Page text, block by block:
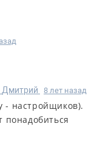
Дмитрий 8 лет назад
- настройщиков).
понадобиться